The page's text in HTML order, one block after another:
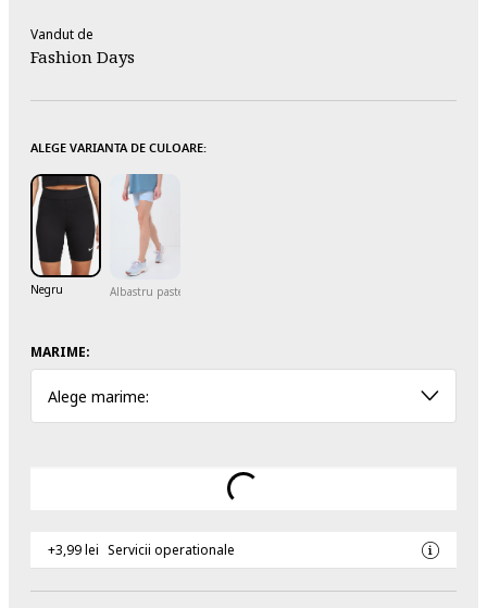
Vandut de
Fashion Days
ALEGE VARIANTA DE CULOARE:
Negru Albastru pastel
MARIME:
Alege marime:
+3,99 lei Servicii operationale